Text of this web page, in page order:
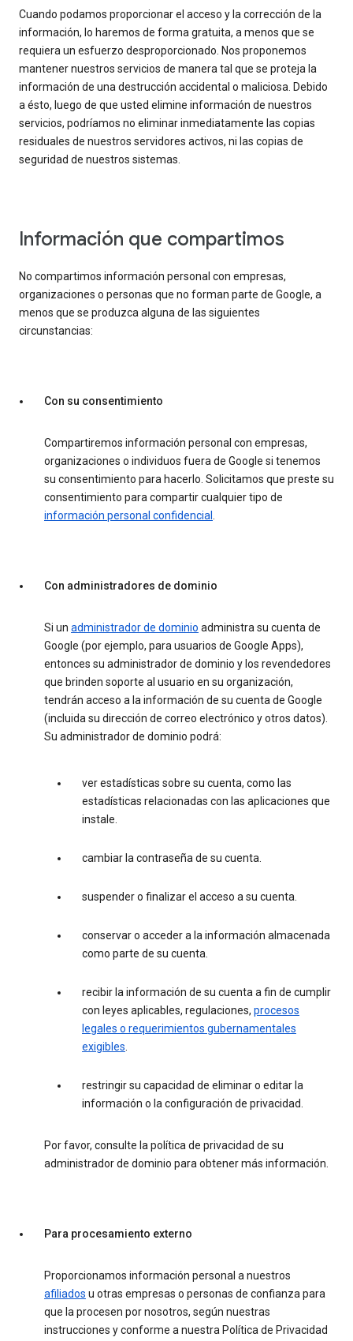
Cuando podamos proporcionar el acceso y la corrección de la
información, lo haremos de forma gratuita, a menos que se
requiera un esfuerzo desproporcionado. Nos proponemos
mantener nuestros servicios de manera tal que se proteja la
información de una destrucción accidental o maliciosa. Debido
a ésto, luego de que usted elimine información de nuestros
servicios, podríamos no eliminar inmediatamente las copias
residuales de nuestros servidores activos, ni las copias de
seguridad de nuestros sistemas.
Información que compartimos
No compartimos información personal con empresas,
organizaciones o personas que no forman parte de Google, a
menos que se produzca alguna de las siguientes
circunstancias:
Con su consentimiento
Compartiremos información personal con empresas,
organizaciones o individuos fuera de Google si tenemos
su consentimiento para hacerlo. Solicitamos que preste su
consentimiento para compartir cualquier tipo de
información personal confidencial.
Con administradores de dominio
Si un administrador de dominio administra su cuenta de
Google (por ejemplo, para usuarios de Google Apps),
entonces su administrador de dominio y los revendedores
que brinden soporte al usuario en su organización,
tendrán acceso a la información de su cuenta de Google
(incluida su dirección de correo electrónico y otros datos).
Su administrador de dominio podrá:
ver estadísticas sobre su cuenta, como las
estadísticas relacionadas con las aplicaciones que
instale.
cambiar la contraseña de su cuenta.
suspender o finalizar el acceso a su cuenta.
conservar o acceder a la información almacenada
como parte de su cuenta.
recibir la información de su cuenta a fin de cumplir
con leyes aplicables, regulaciones, procesos
legales o requerimientos gubernamentales
exigibles.
restringir su capacidad de eliminar o editar la
información o la configuración de privacidad.
Por favor, consulte la política de privacidad de su
administrador de dominio para obtener más información.
Para procesamiento externo
Proporcionamos información personal a nuestros
afiliados u otras empresas o personas de confianza para
que la procesen por nosotros, según nuestras
instrucciones y conforme a nuestra Política de Privacidad